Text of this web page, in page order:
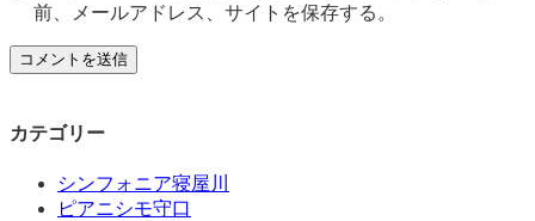
前、メールアドレス、サイトを保存する。
カテゴリー
シンフォニア寝屋川
ピアニシモ守口